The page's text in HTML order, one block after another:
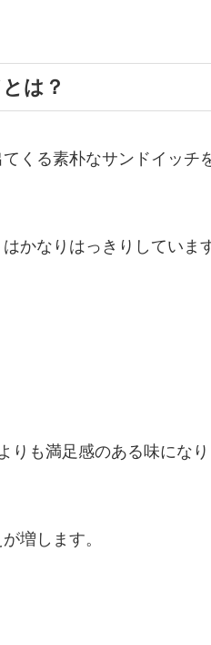
は？
くる素朴なサンドイッチ
かなりはっきりしています
も満足感のある味になり
増します。